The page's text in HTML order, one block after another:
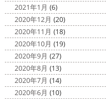
2021年1月 (6)
2020年12月 (20)
2020年11月 (18)
2020年10月 (19)
2020年9月 (27)
2020年8月 (13)
2020年7月 (14)
2020年6月 (10)